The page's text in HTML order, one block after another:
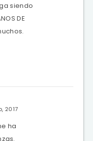
siendo
DE
2017
ha